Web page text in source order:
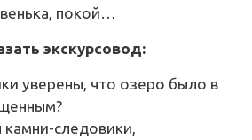
покой…
экскурсовод:
уверены, что озеро было в
камни-следовики,